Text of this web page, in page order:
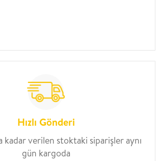
Hızlı Gönderi
kadar verilen stoktaki siparişler aynı
gün kargoda